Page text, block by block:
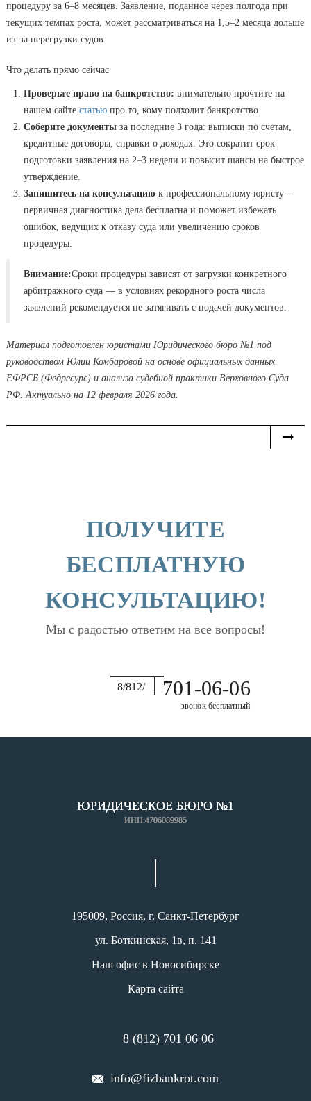
процедуру за 6–8 месяцев. Заявление, поданное через полгода при
текущих темпах роста, может рассматриваться на 1,5–2 месяца дольше
из-за перегрузки судов.
Что делать прямо сейчас
Проверьте право на банкротство: внимательно прочтите на
нашем сайте статью про то, кому подходит банкротство
Соберите документы за последние 3 года: выписки по счетам,
кредитные договоры, справки о доходах. Это сократит срок
подготовки заявления на 2–3 недели и повысит шансы на быстрое
утверждение.
Запишитесь на консультацию к профессиональному юристу—
первичная диагностика дела бесплатна и поможет избежать
ошибок, ведущих к отказу суда или увеличению сроков
процедуры.
Внимание:Сроки процедуры зависят от загрузки конкретного
арбитражного суда — в условиях рекордного роста числа
заявлений рекомендуется не затягивать с подачей документов.
Материал подготовлен юристами Юридического бюро №1 под
руководством Юлии Комбаровой на основе официальных данных
ЕФРСБ (Федресурс) и анализа судебной практики Верховного Суда
РФ. Актуально на 12 февраля 2026 года.
ПОЛУЧИТЕ
БЕСПЛАТНУЮ
КОНСУЛЬТАЦИЮ!
Мы с радостью ответим на все вопросы!
8/812/ 701-06-06
звонок бесплатный
ЮРИДИЧЕСКОЕ БЮРО №1
ИНН:4706089985
195009, Россия, г. Санкт-Петербург
ул. Боткинская, 1в, п. 141
Наш офис в Новосибирске
Карта сайта
8 (812) 701 06 06
info@fizbankrot.com